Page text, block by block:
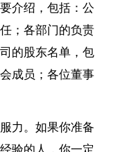
介绍，包括：公
；各部门的负责
的股东名单，包
成员；各位董事
力。如果你准备